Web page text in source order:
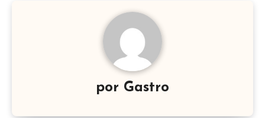
por Gastro